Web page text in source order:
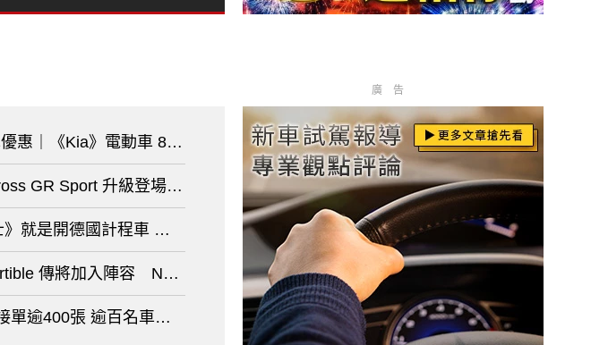
輛?
能調漲?
Kia Sportage》不死中將?
逾千?
惠｜《Kia》電動車 8888開回家&免費快充乙年 油電車大電池8年保固?
GR Sport 升級登場！配備更完整、運動感再進化?
就是開德國計程車 這門生意被《比亞迪》端走了！?
傳將加入陣容 Neue Klasse 平台再添純電雙門新成員?
單逾400張 逾百名車主不等0關稅加價交車?
廣告